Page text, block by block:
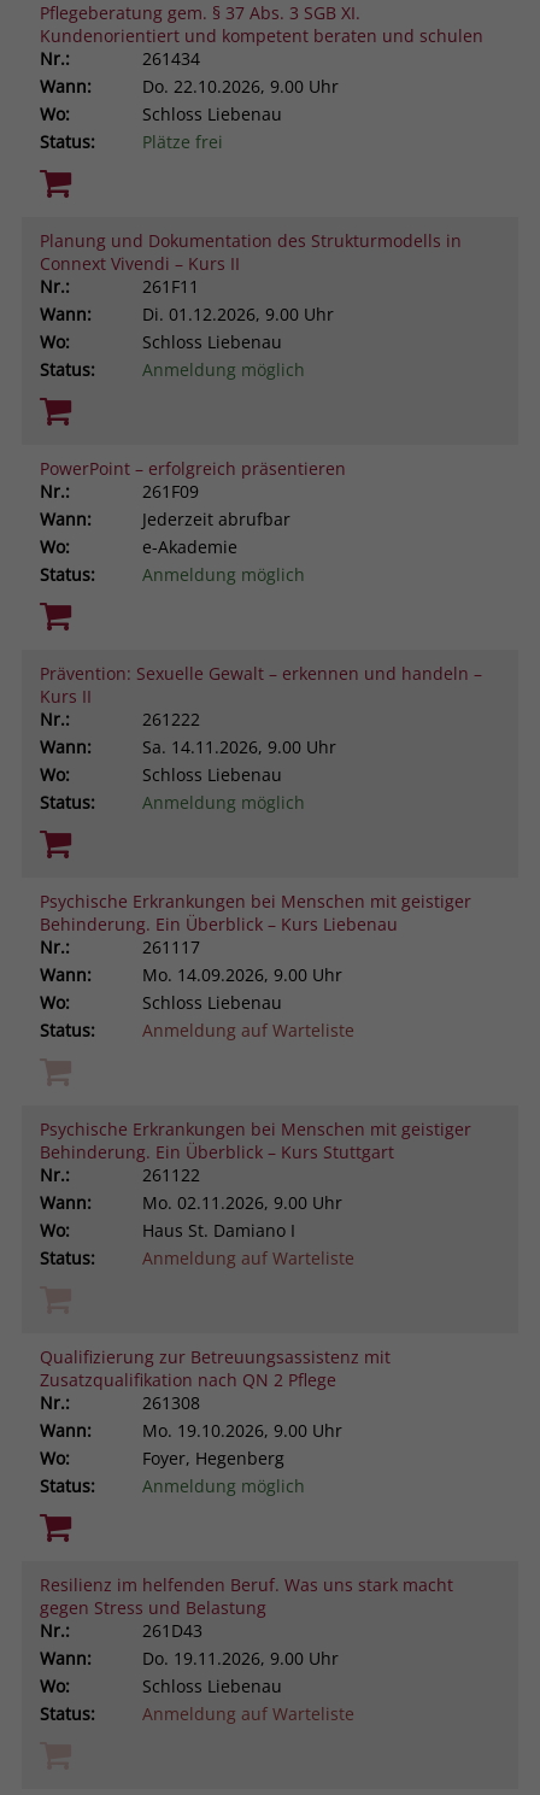
Pflegeberatung gem. § 37 Abs. 3 SGB XI.
Kundenorientiert und kompetent beraten und schulen
Nr.:
261434
Wann:
Do. 22.10.2026, 9.00 Uhr
Wo:
Schloss Liebenau
Status:
Plätze frei
Planung und Dokumentation des Strukturmodells in
Connext Vivendi – Kurs II
Nr.:
261F11
Wann:
Di. 01.12.2026, 9.00 Uhr
Wo:
Schloss Liebenau
Status:
Anmeldung möglich
PowerPoint – erfolgreich präsentieren
Nr.:
261F09
Wann:
Jederzeit abrufbar
Wo:
e-Akademie
Status:
Anmeldung möglich
Prävention: Sexuelle Gewalt – erkennen und handeln –
Kurs II
Nr.:
261222
Wann:
Sa. 14.11.2026, 9.00 Uhr
Wo:
Schloss Liebenau
Status:
Anmeldung möglich
Psychische Erkrankungen bei Menschen mit geistiger
Behinderung. Ein Überblick – Kurs Liebenau
Nr.:
261117
Wann:
Mo. 14.09.2026, 9.00 Uhr
Wo:
Schloss Liebenau
Status:
Anmeldung auf Warteliste
Psychische Erkrankungen bei Menschen mit geistiger
Behinderung. Ein Überblick – Kurs Stuttgart
Nr.:
261122
Wann:
Mo. 02.11.2026, 9.00 Uhr
Wo:
Haus St. Damiano I
Status:
Anmeldung auf Warteliste
Qualifizierung zur Betreuungsassistenz mit
Zusatzqualifikation nach QN 2 Pflege
Nr.:
261308
Wann:
Mo. 19.10.2026, 9.00 Uhr
Wo:
Foyer, Hegenberg
Status:
Anmeldung möglich
Resilienz im helfenden Beruf. Was uns stark macht
gegen Stress und Belastung
Nr.:
261D43
Wann:
Do. 19.11.2026, 9.00 Uhr
Wo:
Schloss Liebenau
Status:
Anmeldung auf Warteliste